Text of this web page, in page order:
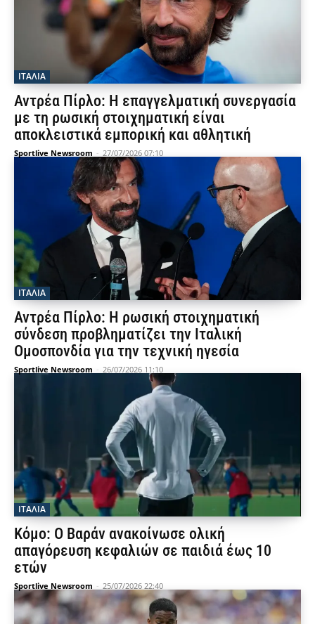
ΙΤΑΛΙΑ
Αντρέα Πίρλο: Η επαγγελματική συνεργασία
με τη ρωσική στοιχηματική είναι
αποκλειστικά εμπορική και αθλητική
Sportlive Newsroom - 27/07/2026 07:10
ΙΤΑΛΙΑ
Αντρέα Πίρλο: Η ρωσική στοιχηματική
σύνδεση προβληματίζει την Ιταλική
Ομοσπονδία για την τεχνική ηγεσία
Sportlive Newsroom - 26/07/2026 11:10
ΙΤΑΛΙΑ
Κόμο: Ο Βαράν ανακοίνωσε ολική
απαγόρευση κεφαλιών σε παιδιά έως 10
ετών
Sportlive Newsroom - 25/07/2026 22:40